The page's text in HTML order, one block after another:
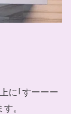
に｢すーーー
。